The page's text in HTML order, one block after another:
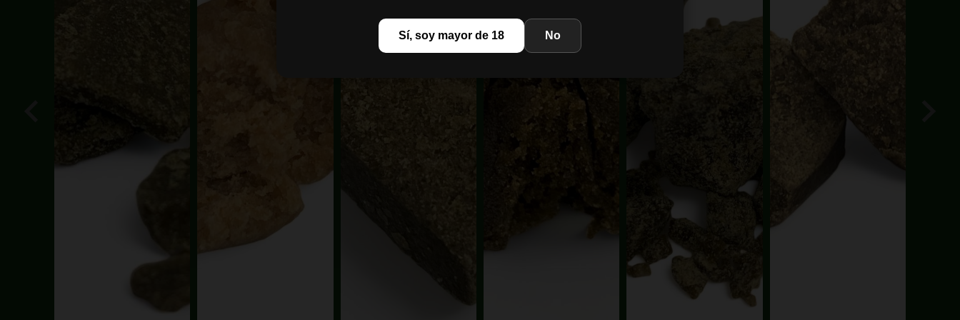
Sí, soy mayor de 18 No